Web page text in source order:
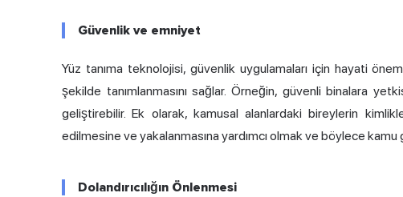
Güvenlik ve emniyet
Yüz tanıma teknolojisi, güvenlik uygulamaları için hayati
şekilde tanımlanmasını sağlar. Örneğin, güvenli binalara
geliştirebilir. Ek olarak, kamusal alanlardaki bireylerin
edilmesine ve yakalanmasına yardımcı olmak ve böylece
Dolandırıcılığın Önlenmesi